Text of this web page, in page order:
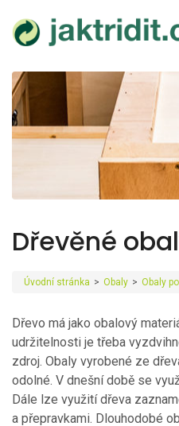
Dřevěné
Úvodní stránka > Obaly > Obaly
Dřevo má jako obalový
udržitelnosti je třeba
zdroj. Obaly vyrobené ze
odolné. V dnešní době se
Dále lze využití dřeva
a přepravkami. Dlouhodobé